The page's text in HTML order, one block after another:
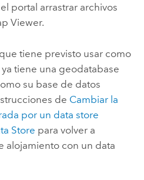
portal arrastrar archivos
Viewer.
tiene previsto usar como
tiene una geodatabase
su base de datos
de Cambiar la
por un data store
Store para volver a
alojamiento con un data